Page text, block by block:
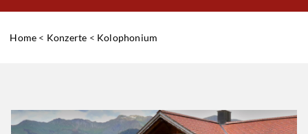
Home < Konzerte < Kolophonium